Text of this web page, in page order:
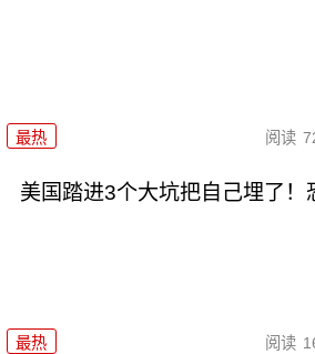
最热 阅读
美国踏进3个大坑把自己埋了！
最热 阅读